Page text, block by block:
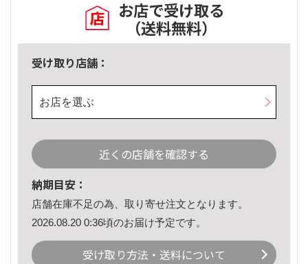
お店で受け取る
（送料無料）
受け取り店舗：
お店を選ぶ
近くの店舗を確認する
納期目安：
店舗在庫不足の為、取り寄せ注文となります。
2026.08.20 0:36頃のお届け予定です。
受け取り方法・送料について